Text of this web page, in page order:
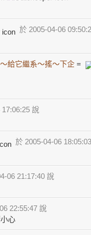
於 2005-04-06
給它繼系～搖～下企 =
說
於 2005-04-06
06 21:17:40 說
22:55:47 說
心